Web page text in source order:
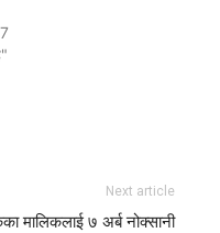
Next article
मालिकलाई ७ अर्ब नोक्सानी